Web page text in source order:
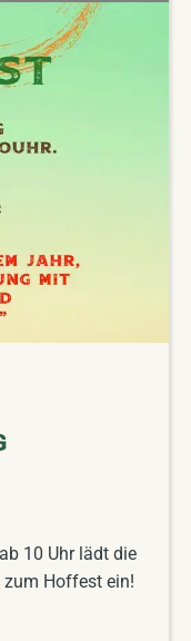
10 Uhr lädt die
Hoffest ein!